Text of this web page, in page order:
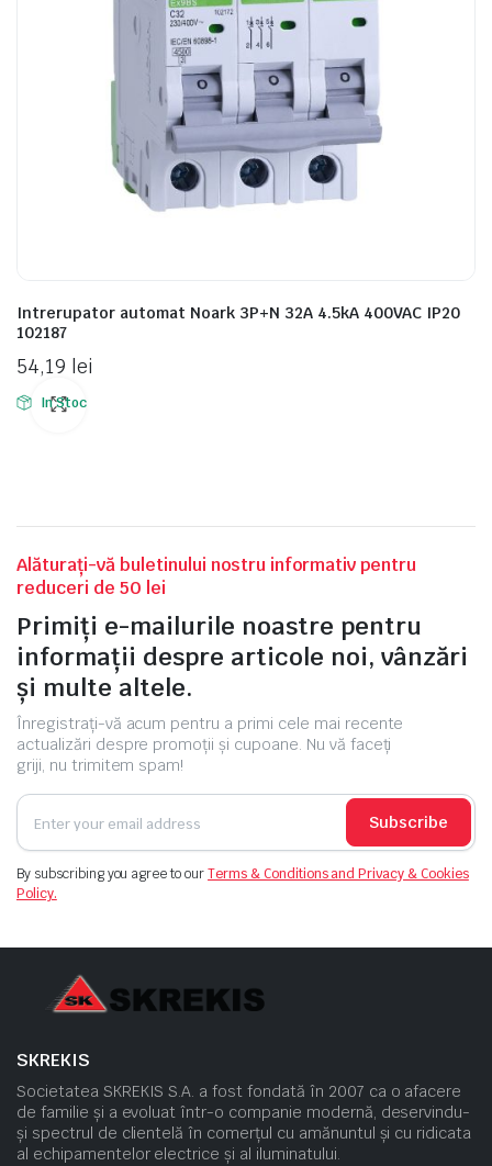
Intrerupator automat Noark 3P+N 32A 4.5kA 400VAC IP20
102187
54,19 lei
In Stoc
Alăturați-vă buletinului nostru informativ pentru
reduceri de 50 lei
Primiți e-mailurile noastre pentru
informații despre articole noi, vânzări
și multe altele.
Înregistrați-vă acum pentru a primi cele mai recente
actualizări despre promoții și cupoane. Nu vă faceți
griji, nu trimitem spam!
Subscribe
By subscribing you agree to ourTerms & Conditions and Privacy & Cookies
Policy.
SKREKIS
Societatea SKREKIS S.A. a fost fondată în 2007 ca o afacere
de familie și a evoluat într-o companie modernă, deservindu-
și spectrul de clientelă în comerțul cu amănuntul și cu ridicata
al echipamentelor electrice și al iluminatului.